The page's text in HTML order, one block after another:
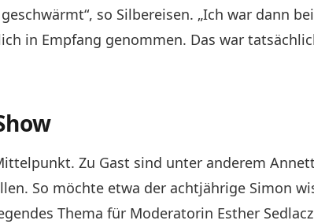
so Silbereisen. „Ich war dann
in Empfang genommen. Das war
Zu Gast sind unter anderem
So möchte etwa der achtjährige Simon
Thema für Moderatorin Esther